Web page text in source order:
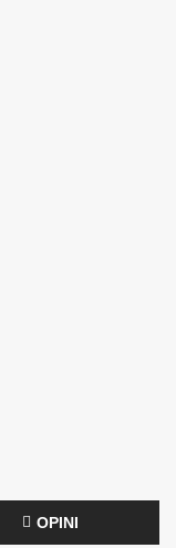
OPINI